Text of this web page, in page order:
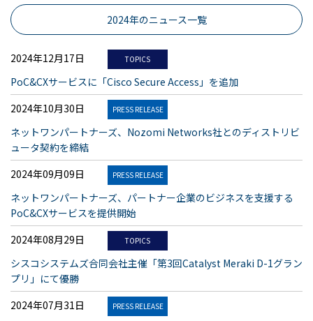
2024年のニュース一覧
2024年12月17日 TOPICS
PoC&CXサービスに「Cisco Secure Access」を追加
2024年10月30日
PRESS RELEASE
ネットワンパートナーズ、Nozomi Networks社とのディストリビ
ュータ契約を締結
2024年09月09日
PRESS RELEASE
ネットワンパートナーズ、パートナー企業のビジネスを支援する
PoC&CXサービスを提供開始
2024年08月29日
TOPICS
シスコシステムズ合同会社主催「第3回Catalyst Meraki D-1グラン
プリ」にて優勝
2024年07月31日
PRESS RELEASE